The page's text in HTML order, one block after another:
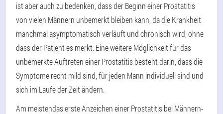
ist aber auch zu bedenken, dass der Beginn einer Prostatitis
von vielen Männern unbemerkt bleiben kann, da die Krankheit
manchmal asymptomatisch verläuft und chronisch wird, ohne
dass der Patient es merkt. Eine weitere Möglichkeit für das
unbemerkte Auftreten einer Prostatitis besteht darin, dass die
Symptome recht mild sind, für jeden Mann individuell sind und
sich im Laufe der Zeit ändern.
Am meistendas erste Anzeichen einer Prostatitis bei Männern-